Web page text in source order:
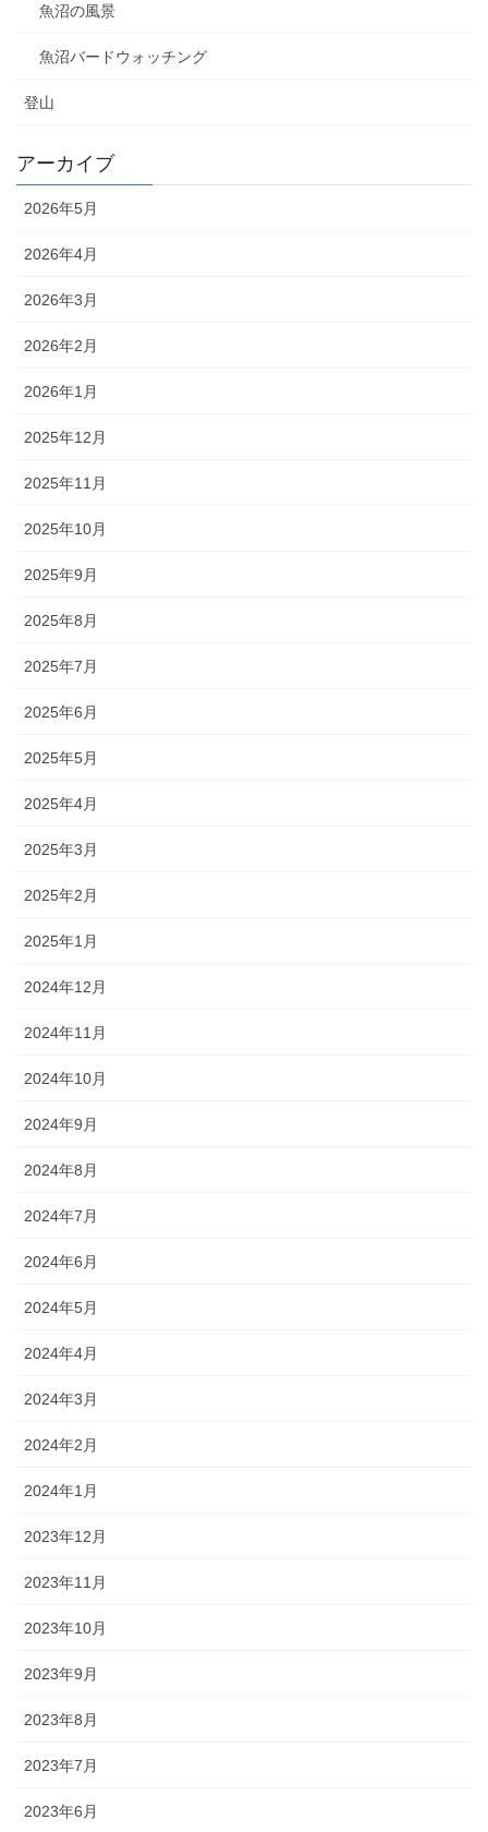
魚沼の風景
魚沼バードウォッチング
登山
アーカイブ
2026年5月
2026年4月
2026年3月
2026年2月
2026年1月
2025年12月
2025年11月
2025年10月
2025年9月
2025年8月
2025年7月
2025年6月
2025年5月
2025年4月
2025年3月
2025年2月
2025年1月
2024年12月
2024年11月
2024年10月
2024年9月
2024年8月
2024年7月
2024年6月
2024年5月
2024年4月
2024年3月
2024年2月
2024年1月
2023年12月
2023年11月
2023年10月
2023年9月
2023年8月
2023年7月
2023年6月